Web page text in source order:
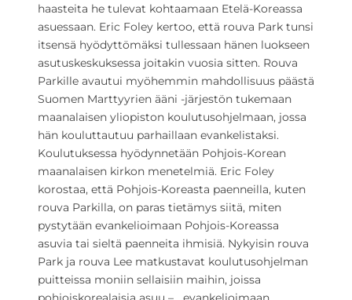
haasteita he tulevat kohtaamaan Etelä-Koreassa
asuessaan. Eric Foley kertoo, että rouva Park tunsi
itsensä hyödyttömäksi tullessaan hänen luokseen
asutuskeskuksessa joitakin vuosia sitten. Rouva
Parkille avautui myöhemmin mahdollisuus päästä
Suomen Marttyyrien ääni -järjestön tukemaan
maanalaisen yliopiston koulutusohjelmaan, jossa
hän kouluttautuu parhaillaan evankelistaksi.
Koulutuksessa hyödynnetään Pohjois-Korean
maanalaisen kirkon menetelmiä. Eric Foley
korostaa, että Pohjois-Koreasta paenneilla, kuten
rouva Parkilla, on paras tietämys siitä, miten
pystytään evankelioimaan Pohjois-Koreassa
asuvia tai sieltä paenneita ihmisiä. Nykyisin rouva
Park ja rouva Lee matkustavat koulutusohjelman
puitteissa moniin sellaisiin maihin, joissa